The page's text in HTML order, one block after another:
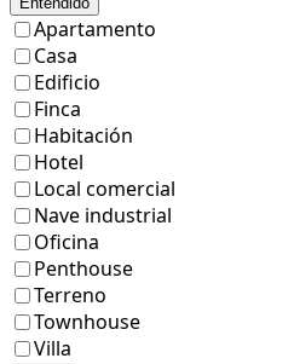
Apartamento
Casa
Edificio
Finca
Habitación
Hotel
Local comercial
Nave industrial
Oficina
Penthouse
Terreno
Townhouse
Villa